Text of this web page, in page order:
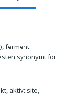
ferment
synonymt for
aktivt site,